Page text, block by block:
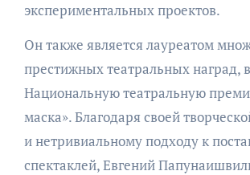
экспериментальных проектов.
Он также является лауреатом
престижных театральных наград,
Национальную театральную
маска». Благодаря своей
и нетривиальному подходу к
спектаклей, Евгений